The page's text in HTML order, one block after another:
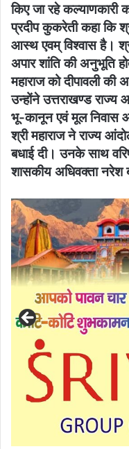
किए जा रहे कल्याणकारी
प्रदीप कुकरेती कहा कि
आस्थ एवम् विश्वास है।
अपार शांति की अनुभूति
महाराज को दीपावली की
उन्होंने उत्तराखण्ड राज्य
भू-कानून एवं मूल निवास
श्री महाराज ने राज्य
बधाई दी। उनके साथ
शासकीय अधिवक्ता नरेश